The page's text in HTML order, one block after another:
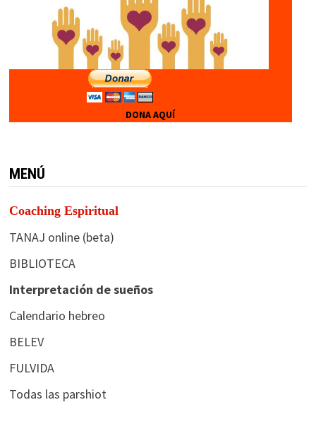
DONA AQUÍ
MENÚ
Coaching Espiritual
TANAJ online (beta)
BIBLIOTECA
Interpretación de sueños
Calendario hebreo
BELEV
FULVIDA
Todas las parshiot